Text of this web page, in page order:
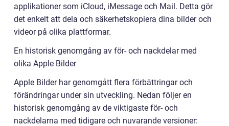
applikationer som iCloud, iMessage och Mail. Detta gör
det enkelt att dela och säkerhetskopiera dina bilder och
videor på olika plattformar.
En historisk genomgång av för- och nackdelar med
olika Apple Bilder
Apple Bilder har genomgått flera förbättringar och
förändringar under sin utveckling. Nedan följer en
historisk genomgång av de viktigaste för- och
nackdelarna med tidigare och nuvarande versioner: